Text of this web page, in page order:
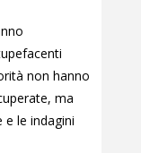
non hanno
ma
e le indagini